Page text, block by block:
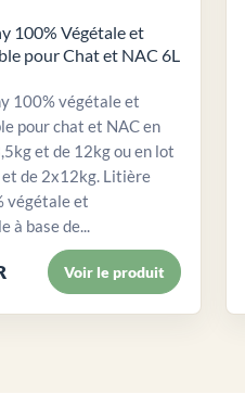
100% Végétale et
pour Chat et NAC 6L
100% végétale et
pour chat et NAC en
et de 12kg ou en lot
de 2x12kg. Litière
végétale et
à base de...
Voir le produit